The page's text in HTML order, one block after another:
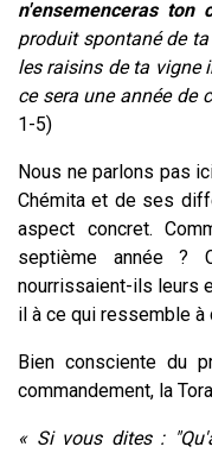
n'ensemenceras
produit spontané de
les raisins de ta vigne
ce sera une année de
1-5)
Nous ne parlons pas
Chémita et de ses
aspect concret.
septième année ?
nourrissaient-ils leurs
il à ce qui ressemble
Bien consciente du
commandement, la
« Si vous dites :